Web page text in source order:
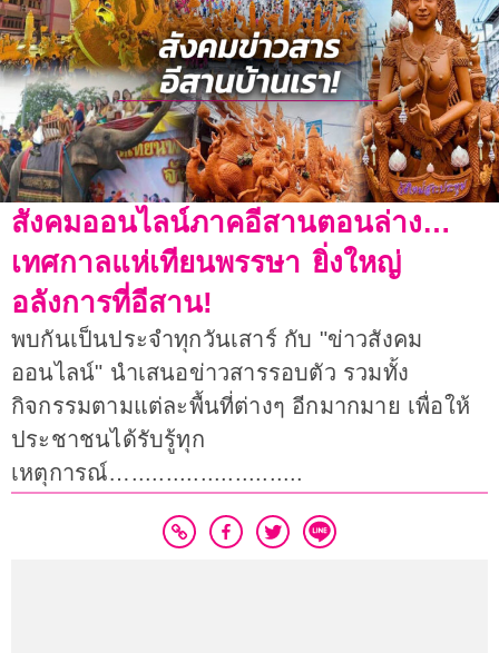
สังคมออนไลน์ภาคอีสานตอนล่าง…
เทศกาลแห่เทียนพรรษา ยิ่งใหญ่
อลังการที่อีสาน!
พบกันเป็นประจำทุกวันเสาร์ กับ "ข่าวสังคม
ออนไลน์" นำเสนอข่าวสารรอบตัว รวมทั้ง
กิจกรรมตามแต่ละพื้นที่ต่างๆ อีกมากมาย เพื่อให้
ประชาชนได้รับรู้ทุก
เหตุการณ์….........................